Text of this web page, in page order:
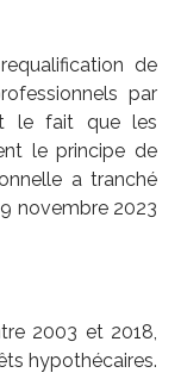
de
par
le fait que les
le principe de
a tranché
novembre 2023
2003 et 2018,
hypothécaires.